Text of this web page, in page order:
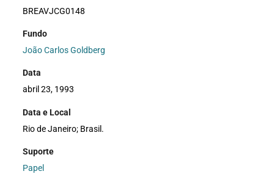
BREAVJCG0148
Fundo
João Carlos Goldberg
Data
abril 23, 1993
Data e Local
Rio de Janeiro; Brasil.
Suporte
Papel